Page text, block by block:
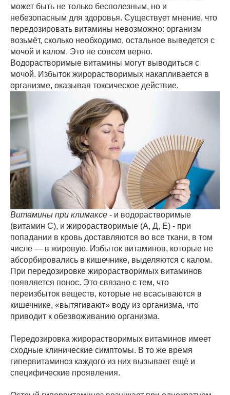
может быть не только бесполезным, но и
небезопасным для здоровья. Существует мнение, что
передозировать витамины невозможно: организм
возьмёт, сколько необходимо, остальное выведется с
мочой и калом. Это не совсем верно.
Водорастворимые витамины могут выводиться с
мочой. Избыток жирорастворимых накапливается в
организме, оказывая токсическое действие.
Витамины при климаксе - и водорастворимые
(витамин С), и жирорастворимые (А, Д, Е) - при
попадании в кровь доставляются во все ткани, в том
числе — в жировую. Избыток витаминов, которые не
абсорбировались в кишечнике, выделяются с калом.
При передозировке жирорастворимых витаминов
появляется понос. Это связано с тем, что
переизбыток веществ, которые не всасываются в
кишечнике, «вытягивают» воду из организма, что
приводит к обезвоживанию организма.
Передозировка жирорастворимых витаминов имеет
сходные клинические симптомы. В то же время
гипервитаминоз каждого из них вызывает ещё и
специфические проявления.